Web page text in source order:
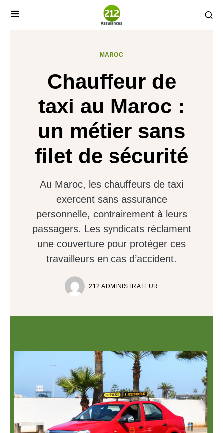
MAROC
Chauffeur de
taxi au Maroc :
un métier sans
filet de sécurité
Au Maroc, les chauffeurs de taxi
exercent sans assurance
personnelle, contrairement à leurs
passagers. Les syndicats réclament
une couverture pour protéger ces
travailleurs en cas d’accident.
212 ADMINISTRATEUR